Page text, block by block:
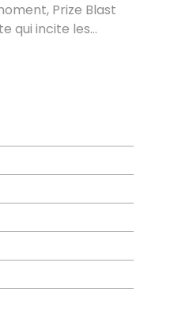
Prize Blast
qui incite les…